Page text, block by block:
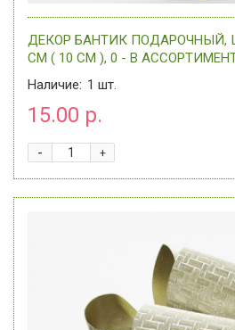
ДЕКОР БАНТИК ПОДАРОЧНЫЙ,
СМ ( 10 СМ ), 0 - В
Наличие: 1 шт.
15.00 р.
+
-